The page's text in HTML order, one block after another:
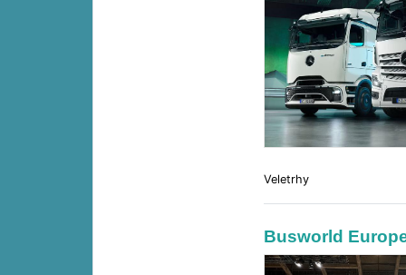
Veletrhy
Busworld